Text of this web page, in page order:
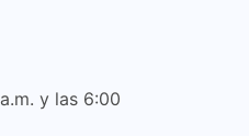
y las 6:00